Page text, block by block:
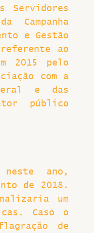
Servidores
Campanha
e Gestão
referente ao
2015 pelo
com a
e das
público
neste ano,
de 2018.
um
Caso o
de